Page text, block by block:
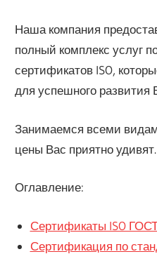
Наша компания
полный комплекс услуг
сертификатов ISO,
для успешного развития
Занимаемся всеми
цены Вас приятно
Оглавление:
Сертификаты ISO
Сертификация по